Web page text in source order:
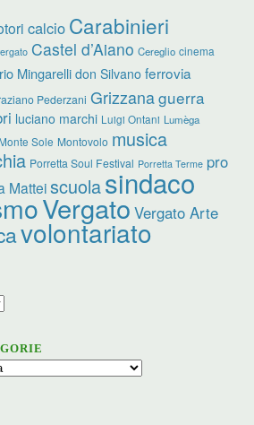
calcio Carabinieri
Castel d’Aiano Cereglio cinema
Mingarelli don Silvano ferrovia
Pederzani Grizzanaguerra
luciano marchi Luigi Ontani Lumèga
Sole Montovolo musica
Porretta Soul Festival Porretta Terme pro
Matteiscuolasindaco
Vergato Vergato Arte
volontariato